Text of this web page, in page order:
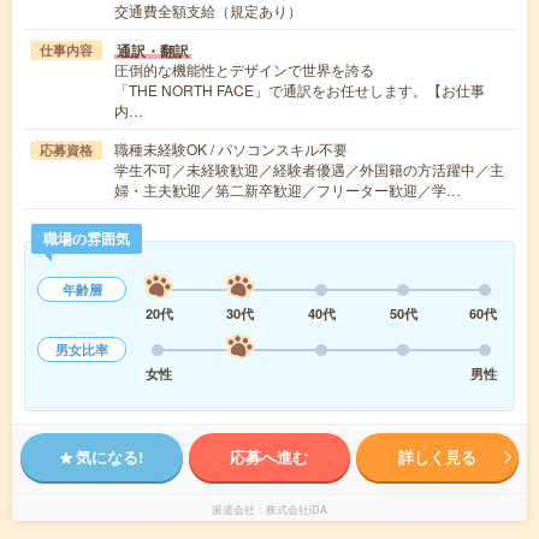
交通費全額支給（規定あり）
仕事内容 通訳・翻訳
圧倒的な機能性とデザインで世界を誇る
「THE NORTH FACE」で通訳をお任せします。【お仕事
内…
応募資格
職種未経験OK / パソコンスキル不要
学生不可／未経験歓迎／経験者優遇／外国籍の方活躍中／主
婦・主夫歓迎／第二新卒歓迎／フリーター歓迎／学…
職場の雰囲気
年齢層
20代
30代 40代 50代
60代
男女比率
女性
男性
気になる! 応募へ進む 詳しく見る
派遣会社 株式会社iDA